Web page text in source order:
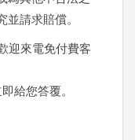
請求賠償。
迎來電免付費客
給您答覆。